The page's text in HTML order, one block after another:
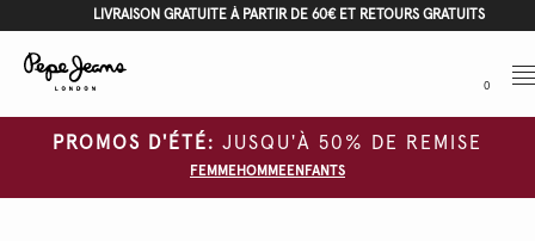
LIVRAISON GRATUITE À PARTIR DE 60€ ET RETOURS GRATUITS
0
PROMOS D'ÉTÉ: JUSQU'À 50% DE REMISE
FEMMEHOMMEENFANTS